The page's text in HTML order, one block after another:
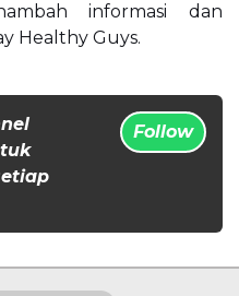
informasi dan
Healthy Guys.
Follow